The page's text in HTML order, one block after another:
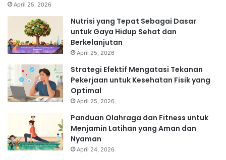
April 25, 2026
Nutrisi yang Tepat Sebagai Dasar
untuk Gaya Hidup Sehat dan
Berkelanjutan
April 25, 2026
Strategi Efektif Mengatasi Tekanan
Pekerjaan untuk Kesehatan Fisik yang
Optimal
April 25, 2026
Panduan Olahraga dan Fitness untuk
Menjamin Latihan yang Aman dan
Nyaman
April 24, 2026